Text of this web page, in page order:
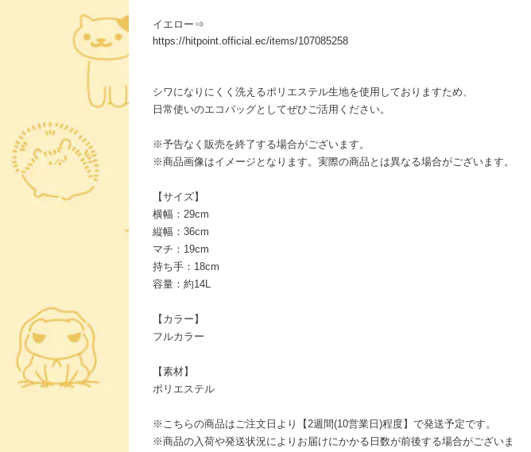
イエロー⇒
https://hitpoint.official.ec/items/107085258
シワになりにくく洗えるポリエステル生地を使用しておりますため、
日常使いのエコバッグとしてぜひご活用ください。
※予告なく販売を終了する場合がございます。
※商品画像はイメージとなります。実際の商品とは異なる場合がございます。
【サイズ】
横幅：29cm
縦幅：36cm
マチ：19cm
持ち手：18cm
容量：約14L
【カラー】
フルカラー
【素材】
ポリエステル
※こちらの商品はご注文日より【2週間(10営業日)程度】で発送予定です。
※商品の入荷や発送状況によりお届けにかかる日数が前後する場合がございま